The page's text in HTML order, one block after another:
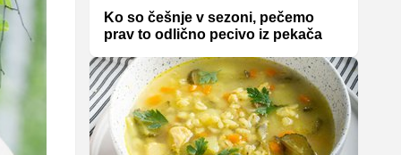
Ko so češnje v sezoni, pečemo
prav to odlično pecivo iz pekača